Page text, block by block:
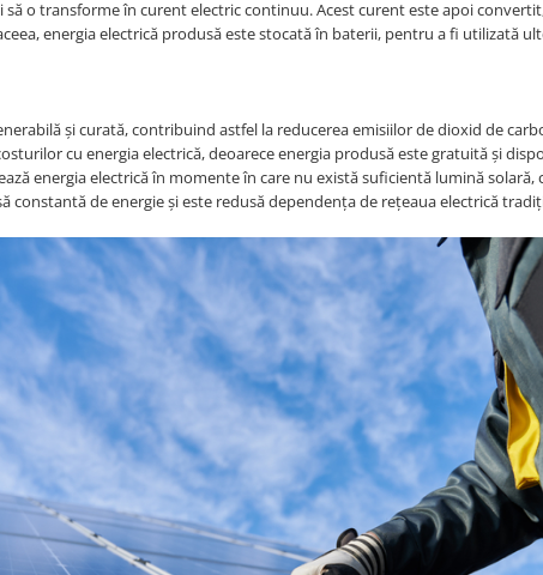
să o transforme în curent electric continuu. Acest curent este apoi
energia electrică produsă este stocată în baterii, pentru a fi utilizată
și curată, contribuind astfel la reducerea emisiilor de dioxid de
cu energia electrică, deoarece energia produsă este gratuită și
energia electrică în momente în care nu există suficientă lumină
constantă de energie și este redusă dependența de rețeaua electrică